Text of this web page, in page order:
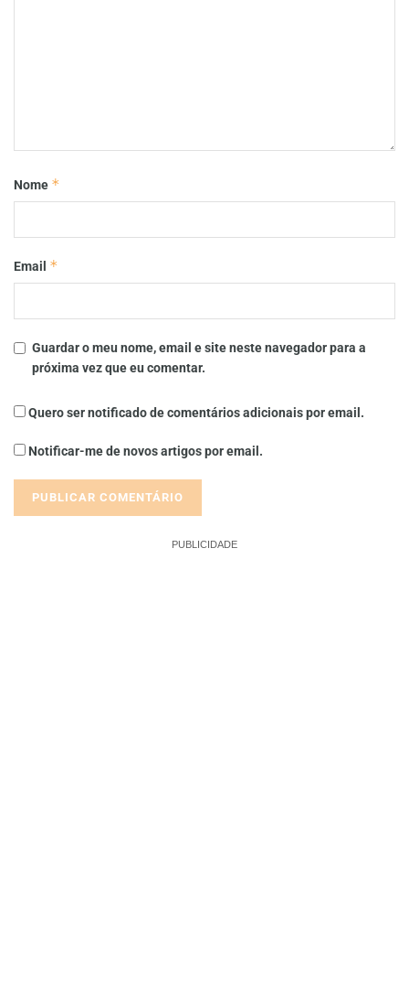
Nome *
Email *
Guardar o meu nome, email e site neste navegador para a
próxima vez que eu comentar.
Quero ser notificado de comentários adicionais por email.
Notificar-me de novos artigos por email.
PUBLICIDADE